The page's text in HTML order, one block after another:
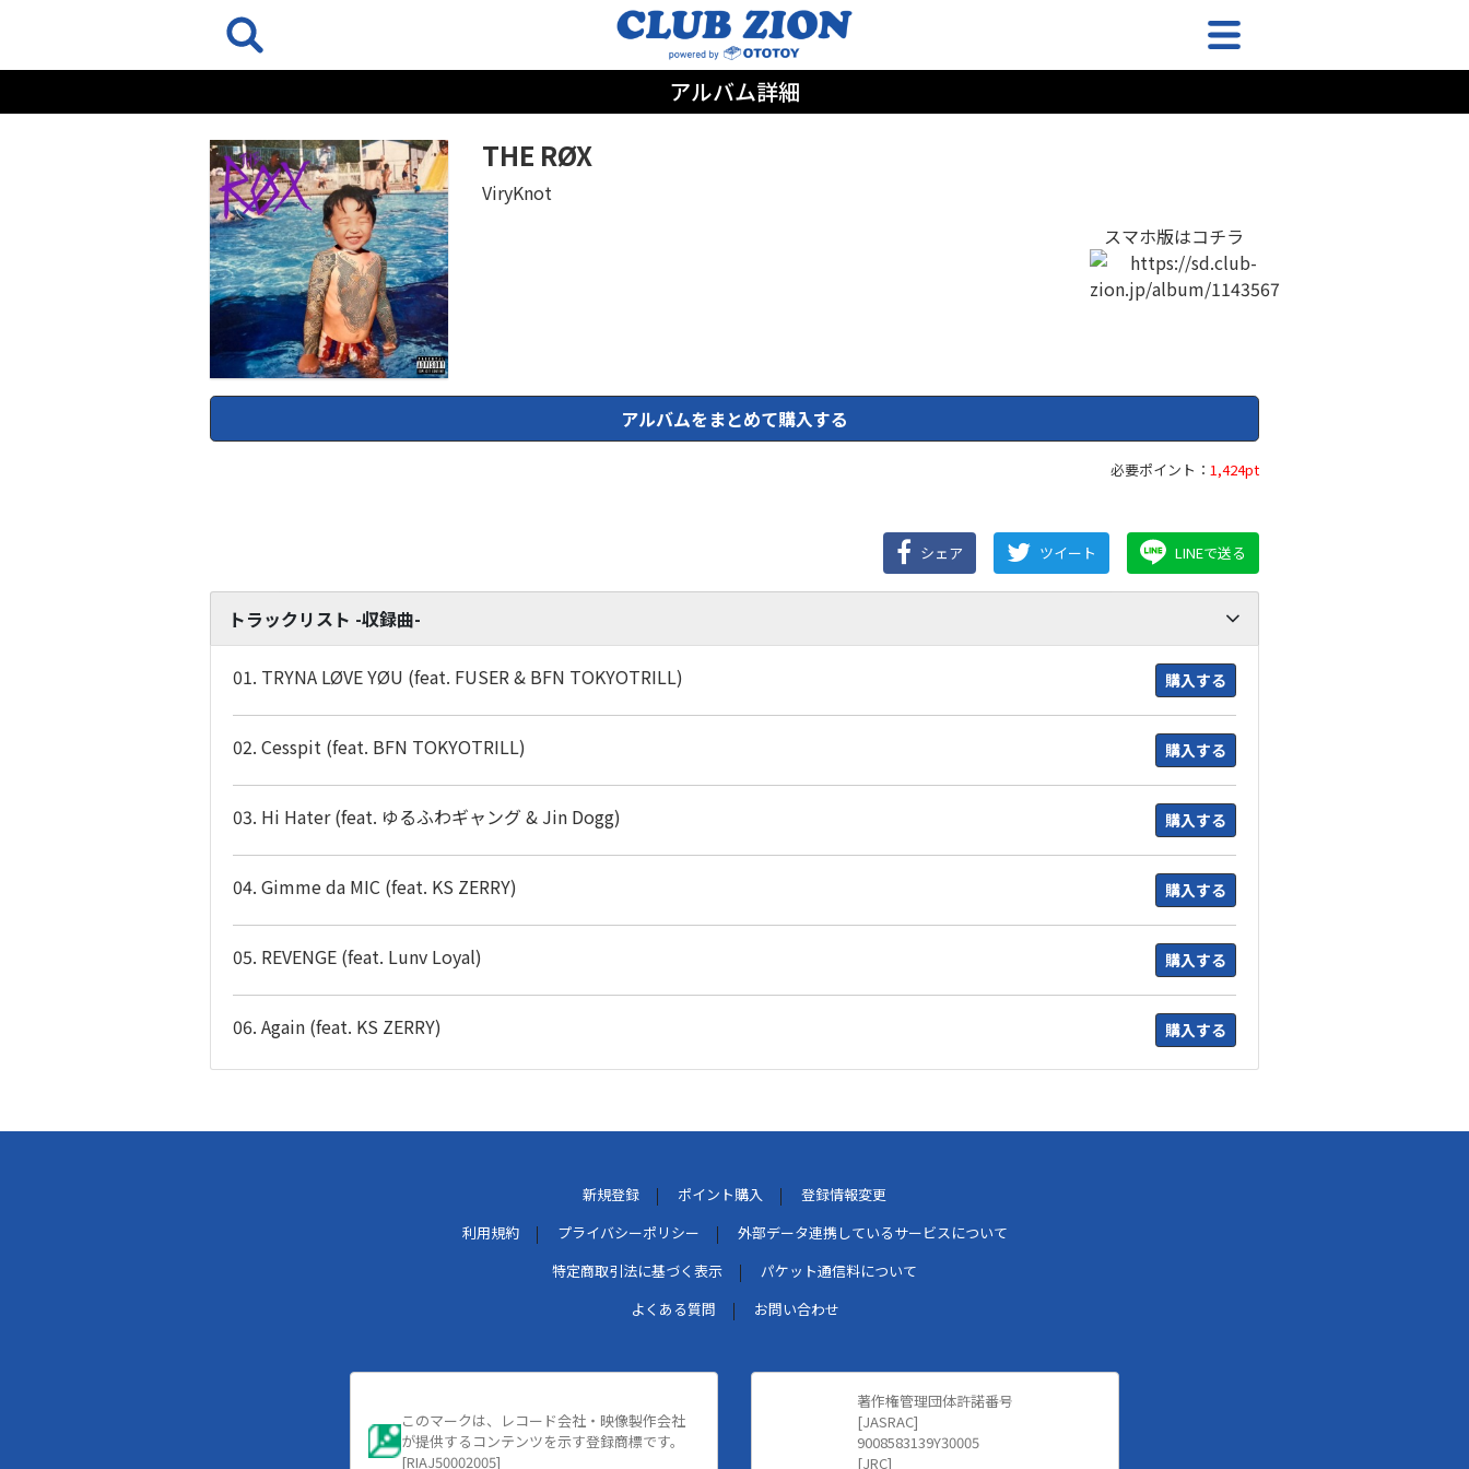
アルバム詳細
THE RØX
ViryKnot
スマホ版はコチラ
アルバムをまとめて購入する
必要ポイント： 1,424pt
シェア ツイート LINEで送る
トラックリスト -収録曲-
01. TRYNA LØVE YØU (feat. FUSER & BFN TOKYOTRILL) 購入する
02. Cesspit (feat. BFN TOKYOTRILL) 購入する
03. Hi Hater (feat. ゆるふわギャング & Jin Dogg) 購入する
04. Gimme da MIC (feat. KS ZERRY) 購入する
05. REVENGE (feat. Lunv Loyal) 購入する
06. Again (feat. KS ZERRY) 購入する
新規登録 ポイント購入
登録情報変更
利用規約
プライバシーポリシー
外部データ連携しているサービスについて
特定商取引法に基づく表示
パケット通信料について
よくある質問
お問い合わせ
このマークは、レコード会社・映像製作会社
が提供するコンテンツを示す登録商標です。
[RIAJ50002005]
著作権管理団体許諾番号
[JASRAC]
9008583139Y30005
[JRC]